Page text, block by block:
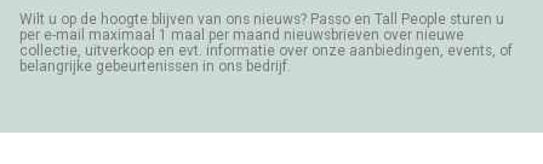
Wilt u op de hoogte blijven van ons nieuws? Passo en Tall People sturen u
per e-mail maximaal 1 maal per maand nieuwsbrieven over nieuwe
collectie, uitverkoop en evt. informatie over onze aanbiedingen, events, of
belangrijke gebeurtenissen in ons bedrijf.